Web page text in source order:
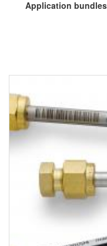
Application